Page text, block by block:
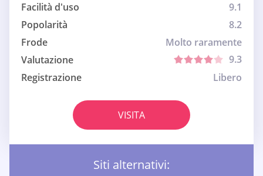
Facilità d'uso
9.1
Popolarità
8.2
Frode
Molto raramente
Valutazione
9.3
Registrazione
Libero
VISITA
Siti alternativi: